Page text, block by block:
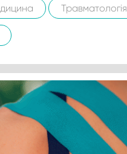
Травматологія